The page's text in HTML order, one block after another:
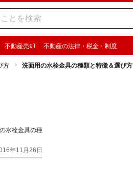
不動産売却 不動産の法律・税金・制度
方 洗面用の水栓金具の種類と特徴＆選び方
水栓金具の種
年11月26日